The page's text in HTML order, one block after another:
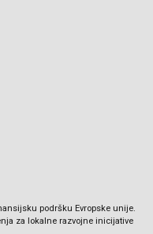
podršku Evropske unije.
za lokalne razvojne inicijative